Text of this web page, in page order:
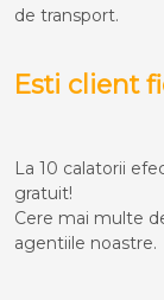
de transport.
Esti client
La 10 calatorii
gratuit!
Cere mai multe
agentiile noastre.